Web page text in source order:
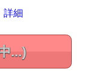
詳細
...)